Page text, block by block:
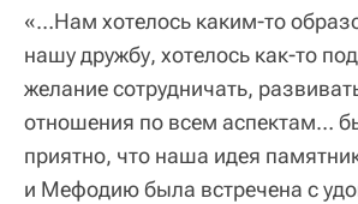
«…Нам хотелось каким-то
нашу дружбу, хотелось как-то
желание сотрудничать,
отношения по всем аспектам…
приятно, что наша идея
и Мефодию была встречена с